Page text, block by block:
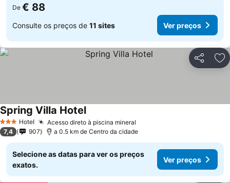
De € 88
Consulte os preços de 11 sites Ver preços
Partilhar
3 EstrelasHotel Acesso direto à piscina mineral
Spring Villa Hotel
7,4 907 a 0.5 km de Centro da cidade
Selecione as datas para ver os preços
exatos.
Ver preços